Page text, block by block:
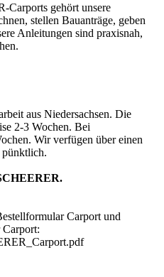
Carports gehört unsere
stellen Bauanträge, geben
Anleitungen sind praxisnah,
aus Niedersachsen. Die
2-3 Wochen. Bei
Wir verfügen über einen
Carport und